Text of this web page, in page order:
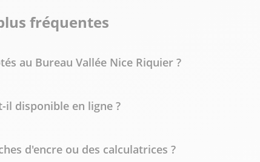
fréquentes
au Bureau Vallée Nice Riquier ?
il disponible en ligne ?
d'encre ou des calculatrices ?